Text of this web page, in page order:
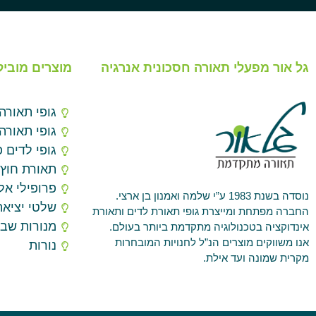
גל אור מפעלי תאורה חסכונית אנרגיה
נוסדה בשנת 1983 ע”י שלמה ואמנון בן ארצי.
החברה מפתחת ומייצרת גופי תאורת לדים ותאורת
אינדוקציה בטכנולוגיה מתקדמת ביותר בעולם.
אנו משווקים מוצרים הנ”ל לחנויות המובחרות
מקרית שמונה ועד אילת.
מוצרים
גופי
גופי
גופי לדים
תאורת חוץ
פרופילי
שלטי
מנורות
נורות